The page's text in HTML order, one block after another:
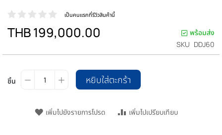
เป็นคนแรกที่รีวิวสินค้านี้
THB 199,000.00
พร้อมส่ง
SKU DDJ60
ชิ้น หยิบใส่ตะกร้า
เพิ่มไปยังรายการโปรด เพิ่มไปเปรียบเทียบ